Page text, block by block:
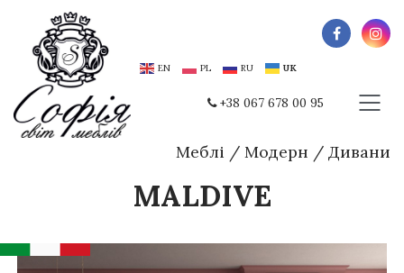
EN PL RU UK
+38 067 678 00 95
Меблі / Модерн / Дивани
MALDIVE